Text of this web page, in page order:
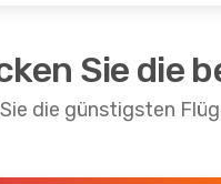
Sie die
die günstigsten